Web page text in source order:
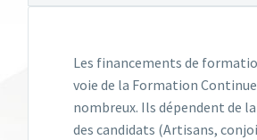
Les financements de
voie de la Formation
nombreux. Ils dépendent de
des candidats (Artisans,